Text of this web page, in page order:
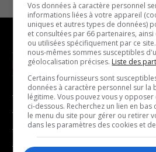
NOUVELLES
- Affaires municipales
- Communauté / Social
- Culture
- Économie
-
-
Vos données à caractère personnel
informations liées à votre appareil
uniques et autres types de données)
et consultées par 66 partenaires,
ou utilisées spécifiquement par ce
nous-mêmes sommes susceptibles
géolocalisation précises. Liste des
Certains fournisseurs sont
données à caractère personnel sur la
légitime. Vous pouvez vous y
ci-dessous. Recherchez un lien en
le menu du site pour gérer ou retirer
dans les paramètres des cookies et